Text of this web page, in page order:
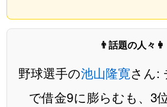
👨話題の人々👩
野球選手の池山隆寛さん:
で借金9に膨らむも、3